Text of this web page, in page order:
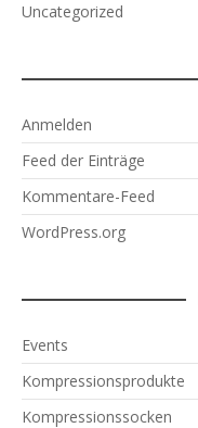
Uncategorized
Anmelden
Feed der Einträge
Kommentare-Feed
WordPress.org
Events
Kompressionsprodukte
Kompressionssocken